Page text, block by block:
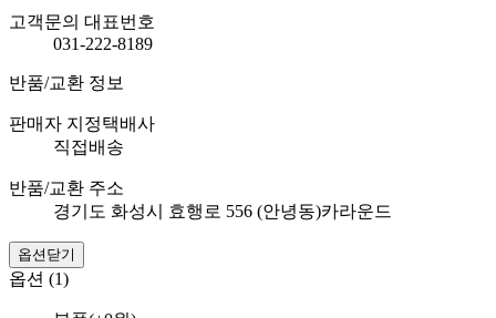
고객문의 대표번호
031-222-8189
반품/교환 정보
판매자 지정택배사
직접배송
반품/교환 주소
경기도 화성시 효행로 556 (안녕동)카라운드
옵션닫기
옵션 (1)